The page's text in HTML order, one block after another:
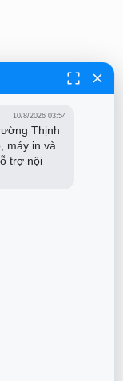
10/8/2026 03:54
Thịnh
máy in và
trợ nội